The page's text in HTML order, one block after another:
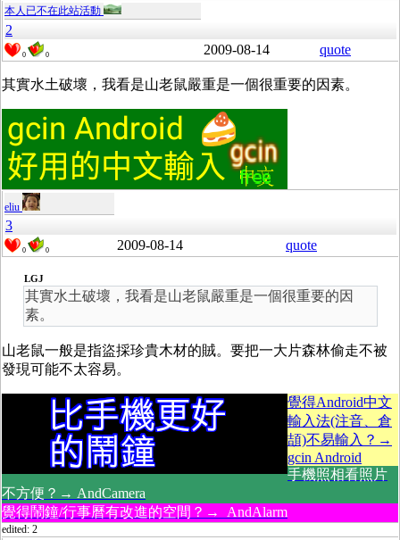
本人已不在此站活動
2
0 0 2009-08-14 quote
其實水土破壞，我看是山老鼠嚴重是一個很重要的因素。
eliu
3
0 0 2009-08-14 quote
LGJ
其實水土破壞，我看是山老鼠嚴重是一個很重要的因
素。
山老鼠一般是指盜採珍貴木材的賊。要把一大片森林偷走不被
發現可能不太容易。
覺得Android中文
輸入法(注音、倉
頡)不易輸入？→
gcin Android
手機照相看照片
不方便？→ AndCamera
覺得鬧鐘/行事曆有改進的空間？→ AndAlarm
edited: 2